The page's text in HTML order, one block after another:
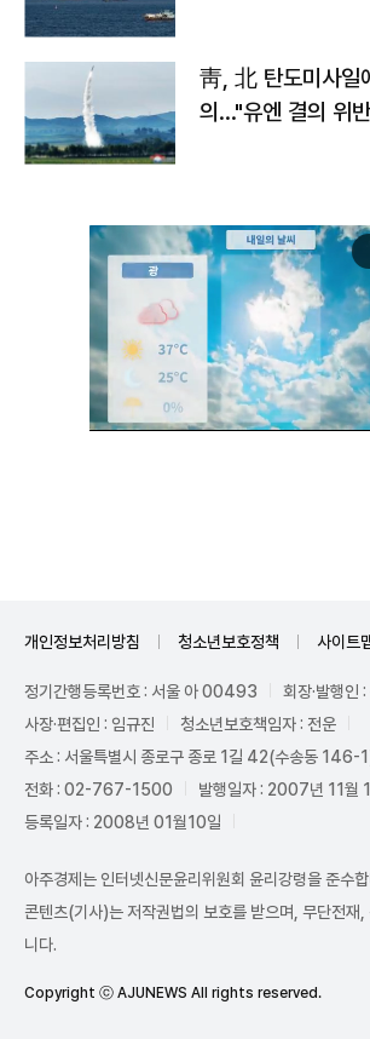
靑, 北 탄도미사일
의…"유엔 결의 위
개인정보처리방침 청소년보호정책 사이트
정기간행등록번호 : 서울 아 00493
회장·발행인
사장·편집인 : 임규진
청소년보호책임자 : 전운
주소 : 서울특별시 종로구 종로 1길 42(수송동 146-
전화 : 02-767-1500
발행일자 : 2007년 11월
등록일자 : 2008년 01월10일
아주경제는 인터넷신문윤리위원회 윤리강령을 준수
콘텐츠(기사)는 저작권법의 보호를 받으며, 무단전재
니다.
Copyright ⓒ AJUNEWS All rights reserved.